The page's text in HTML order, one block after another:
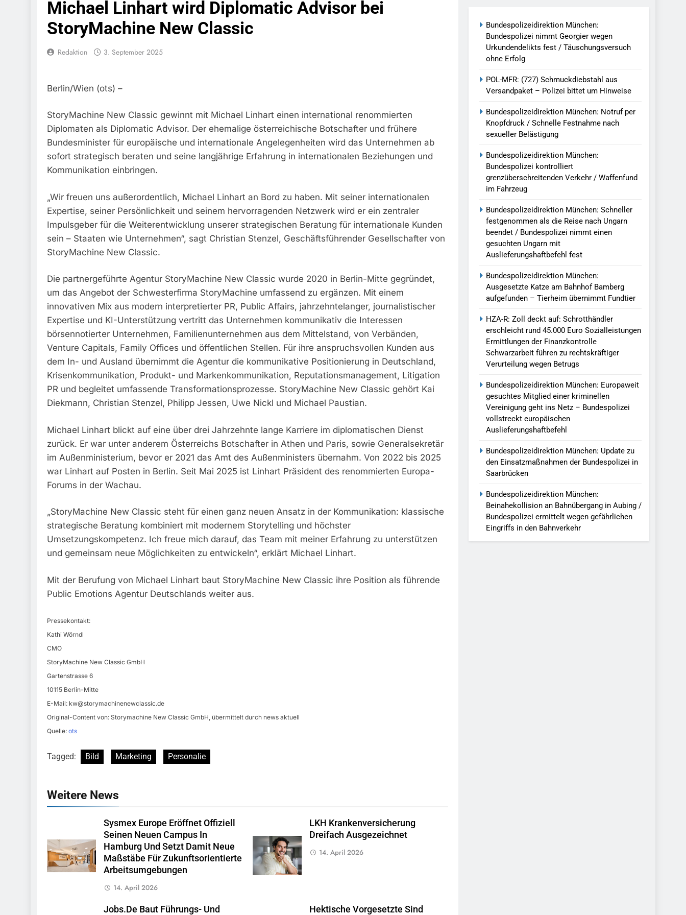
Bundespolizeidirektion München: Bundespolizei Kontrolliert Grenzüberschreitenden Verkehr / Waffenfund Im
Fahrzeug
7. August 2026
Bundespolizeidirektion München: Schneller Festgenommen Als Die Reise Nach Ungarn Beendet / Bundespolizei Nimmt
Bundespolizeidirektion München: Ausgesetzte Katze Am Bahnhof Bamberg Aufgefunden – Tierheim Übernimmt
HZA-R: Zoll Deckt Auf: Schrotthändler Erschleicht Rund 45.000 Euro Sozialleistungen Ermittlungen Der Finanzkontrolle
Schwarzarbeit Führen Zu Rechtskräftiger Verurteilung Wegen Betrugs
6. August 2026
Bundespolizeidirektion München: Europaweit Gesuchtes Mitglied Einer Kriminellen Vereinigung Geht Ins Netz –
Bundespolizei Vollstreckt Europäischen Auslieferungshaftbefehl
Bundespolizeidirektion München: Update Zu Den Einsatzmaßnahmen Der Bundespolizei In Saarbrücken
Bundespolizeidirektion München: Beinahekollision An Bahnübergang In Aubing / Bundespolizei Ermittelt Wegen
Gefährlichen Eingriffs In Den Bahnverkehr
5. August 2026
Michael Linhart wird Diplomatic Advisor bei
StoryMachine New Classic
Redaktion 3. September 2025
Berlin/Wien (ots) –
StoryMachine New Classic gewinnt mit Michael Linhart einen international renommierten
Diplomaten als Diplomatic Advisor. Der ehemalige österreichische Botschafter und frühere
Bundesminister für europäische und internationale Angelegenheiten wird das Unternehmen ab
sofort strategisch beraten und seine langjährige Erfahrung in internationalen Beziehungen und
Kommunikation einbringen.
„Wir freuen uns außerordentlich, Michael Linhart an Bord zu haben. Mit seiner internationalen
Expertise, seiner Persönlichkeit und seinem hervorragenden Netzwerk wird er ein zentraler
Impulsgeber für die Weiterentwicklung unserer strategischen Beratung für internationale Kunden
sein – Staaten wie Unternehmen“, sagt Christian Stenzel, Geschäftsführender Gesellschafter von
StoryMachine New Classic.
Die partnergeführte Agentur StoryMachine New Classic wurde 2020 in Berlin-Mitte gegründet,
um das Angebot der Schwesterfirma StoryMachine umfassend zu ergänzen. Mit einem
innovativen Mix aus modern interpretierter PR, Public Affairs, jahrzehntelanger, journalistischer
Expertise und KI-Unterstützung vertritt das Unternehmen kommunikativ die Interessen
börsennotierter Unternehmen, Familienunternehmen aus dem Mittelstand, von Verbänden,
Venture Capitals, Family Offices und öffentlichen Stellen. Für ihre anspruchsvollen Kunden aus
dem In- und Ausland übernimmt die Agentur die kommunikative Positionierung in Deutschland,
Krisenkommunikation, Produkt- und Markenkommunikation, Reputationsmanagement, Litigation
PR und begleitet umfassende Transformationsprozesse. StoryMachine New Classic gehört Kai
Diekmann, Christian Stenzel, Philipp Jessen, Uwe Nickl und Michael Paustian.
Michael Linhart blickt auf eine über drei Jahrzehnte lange Karriere im diplomatischen Dienst
zurück. Er war unter anderem Österreichs Botschafter in Athen und Paris, sowie Generalsekretär
im Außenministerium, bevor er 2021 das Amt des Außenministers übernahm. Von 2022 bis 2025
war Linhart auf Posten in Berlin. Seit Mai 2025 ist Linhart Präsident des renommierten Europa-
Forums in der Wachau.
„StoryMachine New Classic steht für einen ganz neuen Ansatz in der Kommunikation: klassische
strategische Beratung kombiniert mit modernem Storytelling und höchster
Umsetzungskompetenz. Ich freue mich darauf, das Team mit meiner Erfahrung zu unterstützen
und gemeinsam neue Möglichkeiten zu entwickeln“, erklärt Michael Linhart.
Mit der Berufung von Michael Linhart baut StoryMachine New Classic ihre Position als führende
Public Emotions Agentur Deutschlands weiter aus.
Pressekontakt:
Kathi Wörndl
CMO
StoryMachine New Classic GmbH
Gartenstrasse 6
10115 Berlin-Mitte
E-Mail: kw@storymachinenewclassic.de
Original-Content von: Storymachine New Classic GmbH, übermittelt durch news aktuell
Quelle: ots
Tagged: Bild Marketing Personalie
Weitere News
Sysmex Europe Eröffnet Offiziell
Seinen Neuen Campus In
Hamburg Und Setzt Damit Neue
Maßstäbe Für Zukunftsorientierte
Arbeitsumgebungen
14. April 2026
LKH Krankenversicherung
Dreifach Ausgezeichnet
14. April 2026
Jobs.de Baut Führungs- Und Hektische Vorgesetzte Sind
Bundespolizeidirektion München:
Bundespolizei nimmt Georgier wegen
Urkundendelikts fest / Täuschungsversuch
ohne Erfolg
POL-MFR: (727) Schmuckdiebstahl aus
Versandpaket – Polizei bittet um Hinweise
Bundespolizeidirektion München: Notruf per
Knopfdruck / Schnelle Festnahme nach
sexueller Belästigung
Bundespolizeidirektion München:
Bundespolizei kontrolliert
grenzüberschreitenden Verkehr / Waffenfund
im Fahrzeug
Bundespolizeidirektion München: Schneller
festgenommen als die Reise nach Ungarn
beendet / Bundespolizei nimmt einen
gesuchten Ungarn mit
Auslieferungshaftbefehl fest
Bundespolizeidirektion München:
Ausgesetzte Katze am Bahnhof Bamberg
aufgefunden – Tierheim übernimmt Fundtier
HZA-R: Zoll deckt auf: Schrotthändler
erschleicht rund 45.000 Euro Sozialleistungen
Ermittlungen der Finanzkontrolle
Schwarzarbeit führen zu rechtskräftiger
Verurteilung wegen Betrugs
Bundespolizeidirektion München: Europaweit
gesuchtes Mitglied einer kriminellen
Vereinigung geht ins Netz – Bundespolizei
vollstreckt europäischen
Auslieferungshaftbefehl
Bundespolizeidirektion München: Update zu
den Einsatzmaßnahmen der Bundespolizei in
Saarbrücken
Bundespolizeidirektion München:
Beinahekollision an Bahnübergang in Aubing /
Bundespolizei ermittelt wegen gefährlichen
Eingriffs in den Bahnverkehr